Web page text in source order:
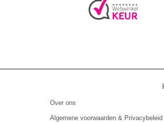
Over ons
Algemene voorwaarden & Privacybeleid